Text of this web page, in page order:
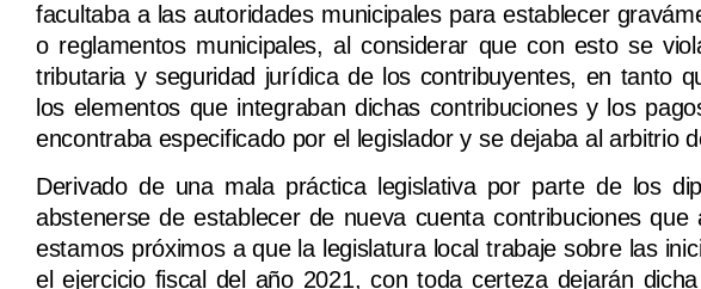
facultaba a las autoridades municipales para establecer
o reglamentos municipales, al considerar que con esto se
tributaria y seguridad jurídica de los contribuyentes, en tanto
los elementos que integraban dichas contribuciones y los
encontraba especificado por el legislador y se dejaba al arbitrio
Derivado de una mala práctica legislativa por parte de los
abstenerse de establecer de nueva cuenta contribuciones
estamos próximos a que la legislatura local trabaje sobre las
el ejercicio fiscal del año 2021, con toda certeza dejarán